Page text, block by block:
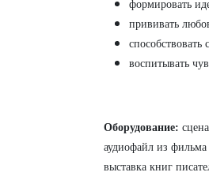
формировать
прививать
воспитывать
Оборудование:
аудиофайл из
выставка книг